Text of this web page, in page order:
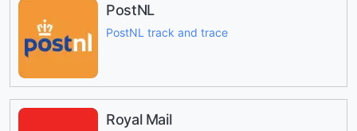
PostNL
PostNL track and trace
Royal Mail